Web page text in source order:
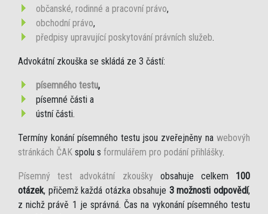
občanské, rodinné a pracovní právo,
obchodní právo,
předpisy upravující poskytování právních služeb.
Advokátní zkouška se skládá ze 3 částí:
písemného testu,
písemné části a
ústní části.
Termíny konání písemného testu jsou zveřejněny na webovýh
stránkách ČAK spolu s formulářem pro podání přihlášky.
Písemný test advokátní zkoušky obsahuje celkem 100
otázek, přičemž každá otázka obsahuje 3 možnosti odpovědí,
z nichž právě 1 je správná. Čas na vykonání písemného testu